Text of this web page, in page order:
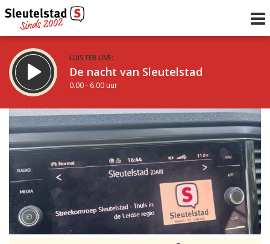
LUISTER LIVE:
De nacht van Sleutelstad
0.00 - 6.00 uur
STRAKS:
De ochtend van Sleutelstad
6.00 - 12.00 uur
Vorig uur
uur 1 van 0 Volgend uur